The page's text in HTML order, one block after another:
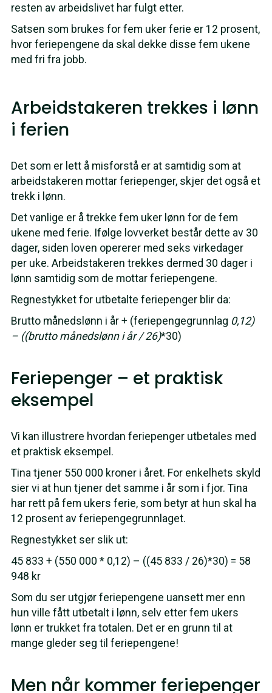
resten av arbeidslivet har fulgt etter.
Satsen som brukes for fem uker ferie er 12 prosent,
hvor feriepengene da skal dekke disse fem ukene
med fri fra jobb.
Arbeidstakeren trekkes i lønn
i ferien
Det som er lett å misforstå er at samtidig som at
arbeidstakeren mottar feriepenger, skjer det også et
trekk i lønn.
Det vanlige er å trekke fem uker lønn for de fem
ukene med ferie. Ifølge lovverket består dette av 30
dager, siden loven opererer med seks virkedager
per uke. Arbeidstakeren trekkes dermed 30 dager i
lønn samtidig som de mottar feriepengene.
Regnestykket for utbetalte feriepenger blir da:
Brutto månedslønn i år + (feriepengegrunnlag 0,12)
– ((brutto månedslønn i år / 26)*30)
Feriepenger – et praktisk
eksempel
Vi kan illustrere hvordan feriepenger utbetales med
et praktisk eksempel.
Tina tjener 550 000 kroner i året. For enkelhets skyld
sier vi at hun tjener det samme i år som i fjor. Tina
har rett på fem ukers ferie, som betyr at hun skal ha
12 prosent av feriepengegrunnlaget.
Regnestykket ser slik ut:
45 833 + (550 000 * 0,12) – ((45 833 / 26)*30) = 58
948 kr
Som du ser utgjør feriepengene uansett mer enn
hun ville fått utbetalt i lønn, selv etter fem ukers
lønn er trukket fra totalen. Det er en grunn til at
mange gleder seg til feriepengene!
Men når kommer feriepenger